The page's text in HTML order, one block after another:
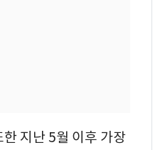
지난 5월 이후 가장